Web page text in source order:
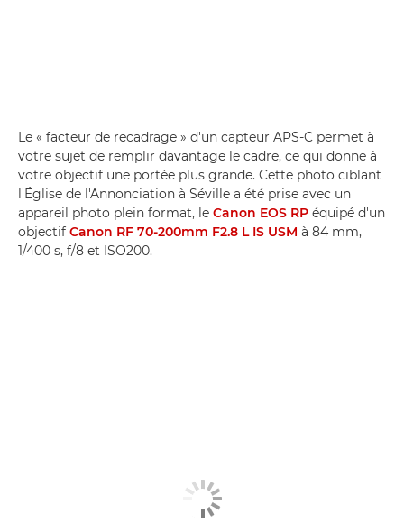
Le « facteur de recadrage » d'un capteur APS-C permet à
votre sujet de remplir davantage le cadre, ce qui donne à
votre objectif une portée plus grande. Cette photo ciblant
l'Église de l'Annonciation à Séville a été prise avec un
appareil photo plein format, le Canon EOS RP équipé d'un
objectif Canon RF 70-200mm F2.8 L IS USM à 84 mm,
1/400 s, f/8 et ISO200.